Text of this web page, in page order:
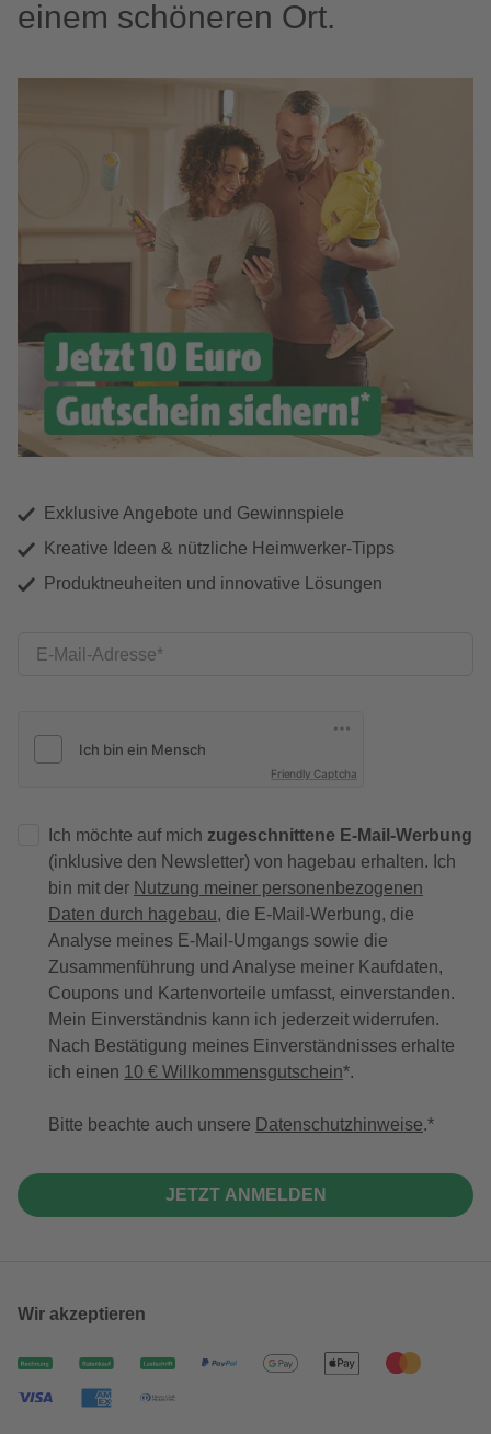
einem schöneren Ort.
Exklusive Angebote und Gewinnspiele
Kreative Ideen & nützliche Heimwerker-Tipps
Produktneuheiten und innovative Lösungen
E-Mail-Adresse
Friendly Captcha
Ich möchte auf mich zugeschnittene E-Mail-Werbung
(inklusive den Newsletter) von hagebau erhalten. Ich
bin mit der Nutzung meiner personenbezogenen
Daten durch hagebau, die E-Mail-Werbung, die
Analyse meines E-Mail-Umgangs sowie die
Zusammenführung und Analyse meiner Kaufdaten,
Coupons und Kartenvorteile umfasst, einverstanden.
Mein Einverständnis kann ich jederzeit widerrufen.
Nach Bestätigung meines Einverständnisses erhalte
ich einen 10 € Willkommensgutschein*.
Bitte beachte auch unsere Datenschutzhinweise.
JETZT ANMELDEN
Wir akzeptieren